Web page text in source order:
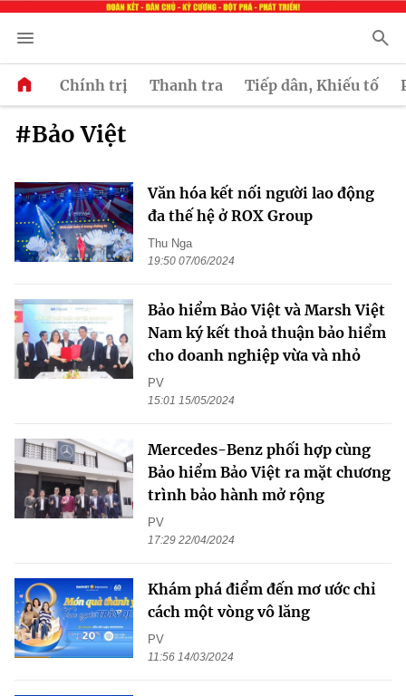
Chính trị Thanh tra Tiếp dân, Khiếu tố
#Bảo Việt
Văn hóa kết nối người lao động
đa thế hệ ở ROX Group
Thu Nga
19:50 07/06/2024
Bảo hiểm Bảo Việt và Marsh Việt
Nam ký kết thoả thuận bảo hiểm
cho doanh nghiệp vừa và nhỏ
PV
15:01 15/05/2024
Mercedes-Benz phối hợp cùng
Bảo hiểm Bảo Việt ra mặt chương
trình bảo hành mở rộng
PV
17:29 22/04/2024
Khám phá điểm đến mơ ước chỉ
cách một vòng vô lăng
PV
11:56 14/03/2024